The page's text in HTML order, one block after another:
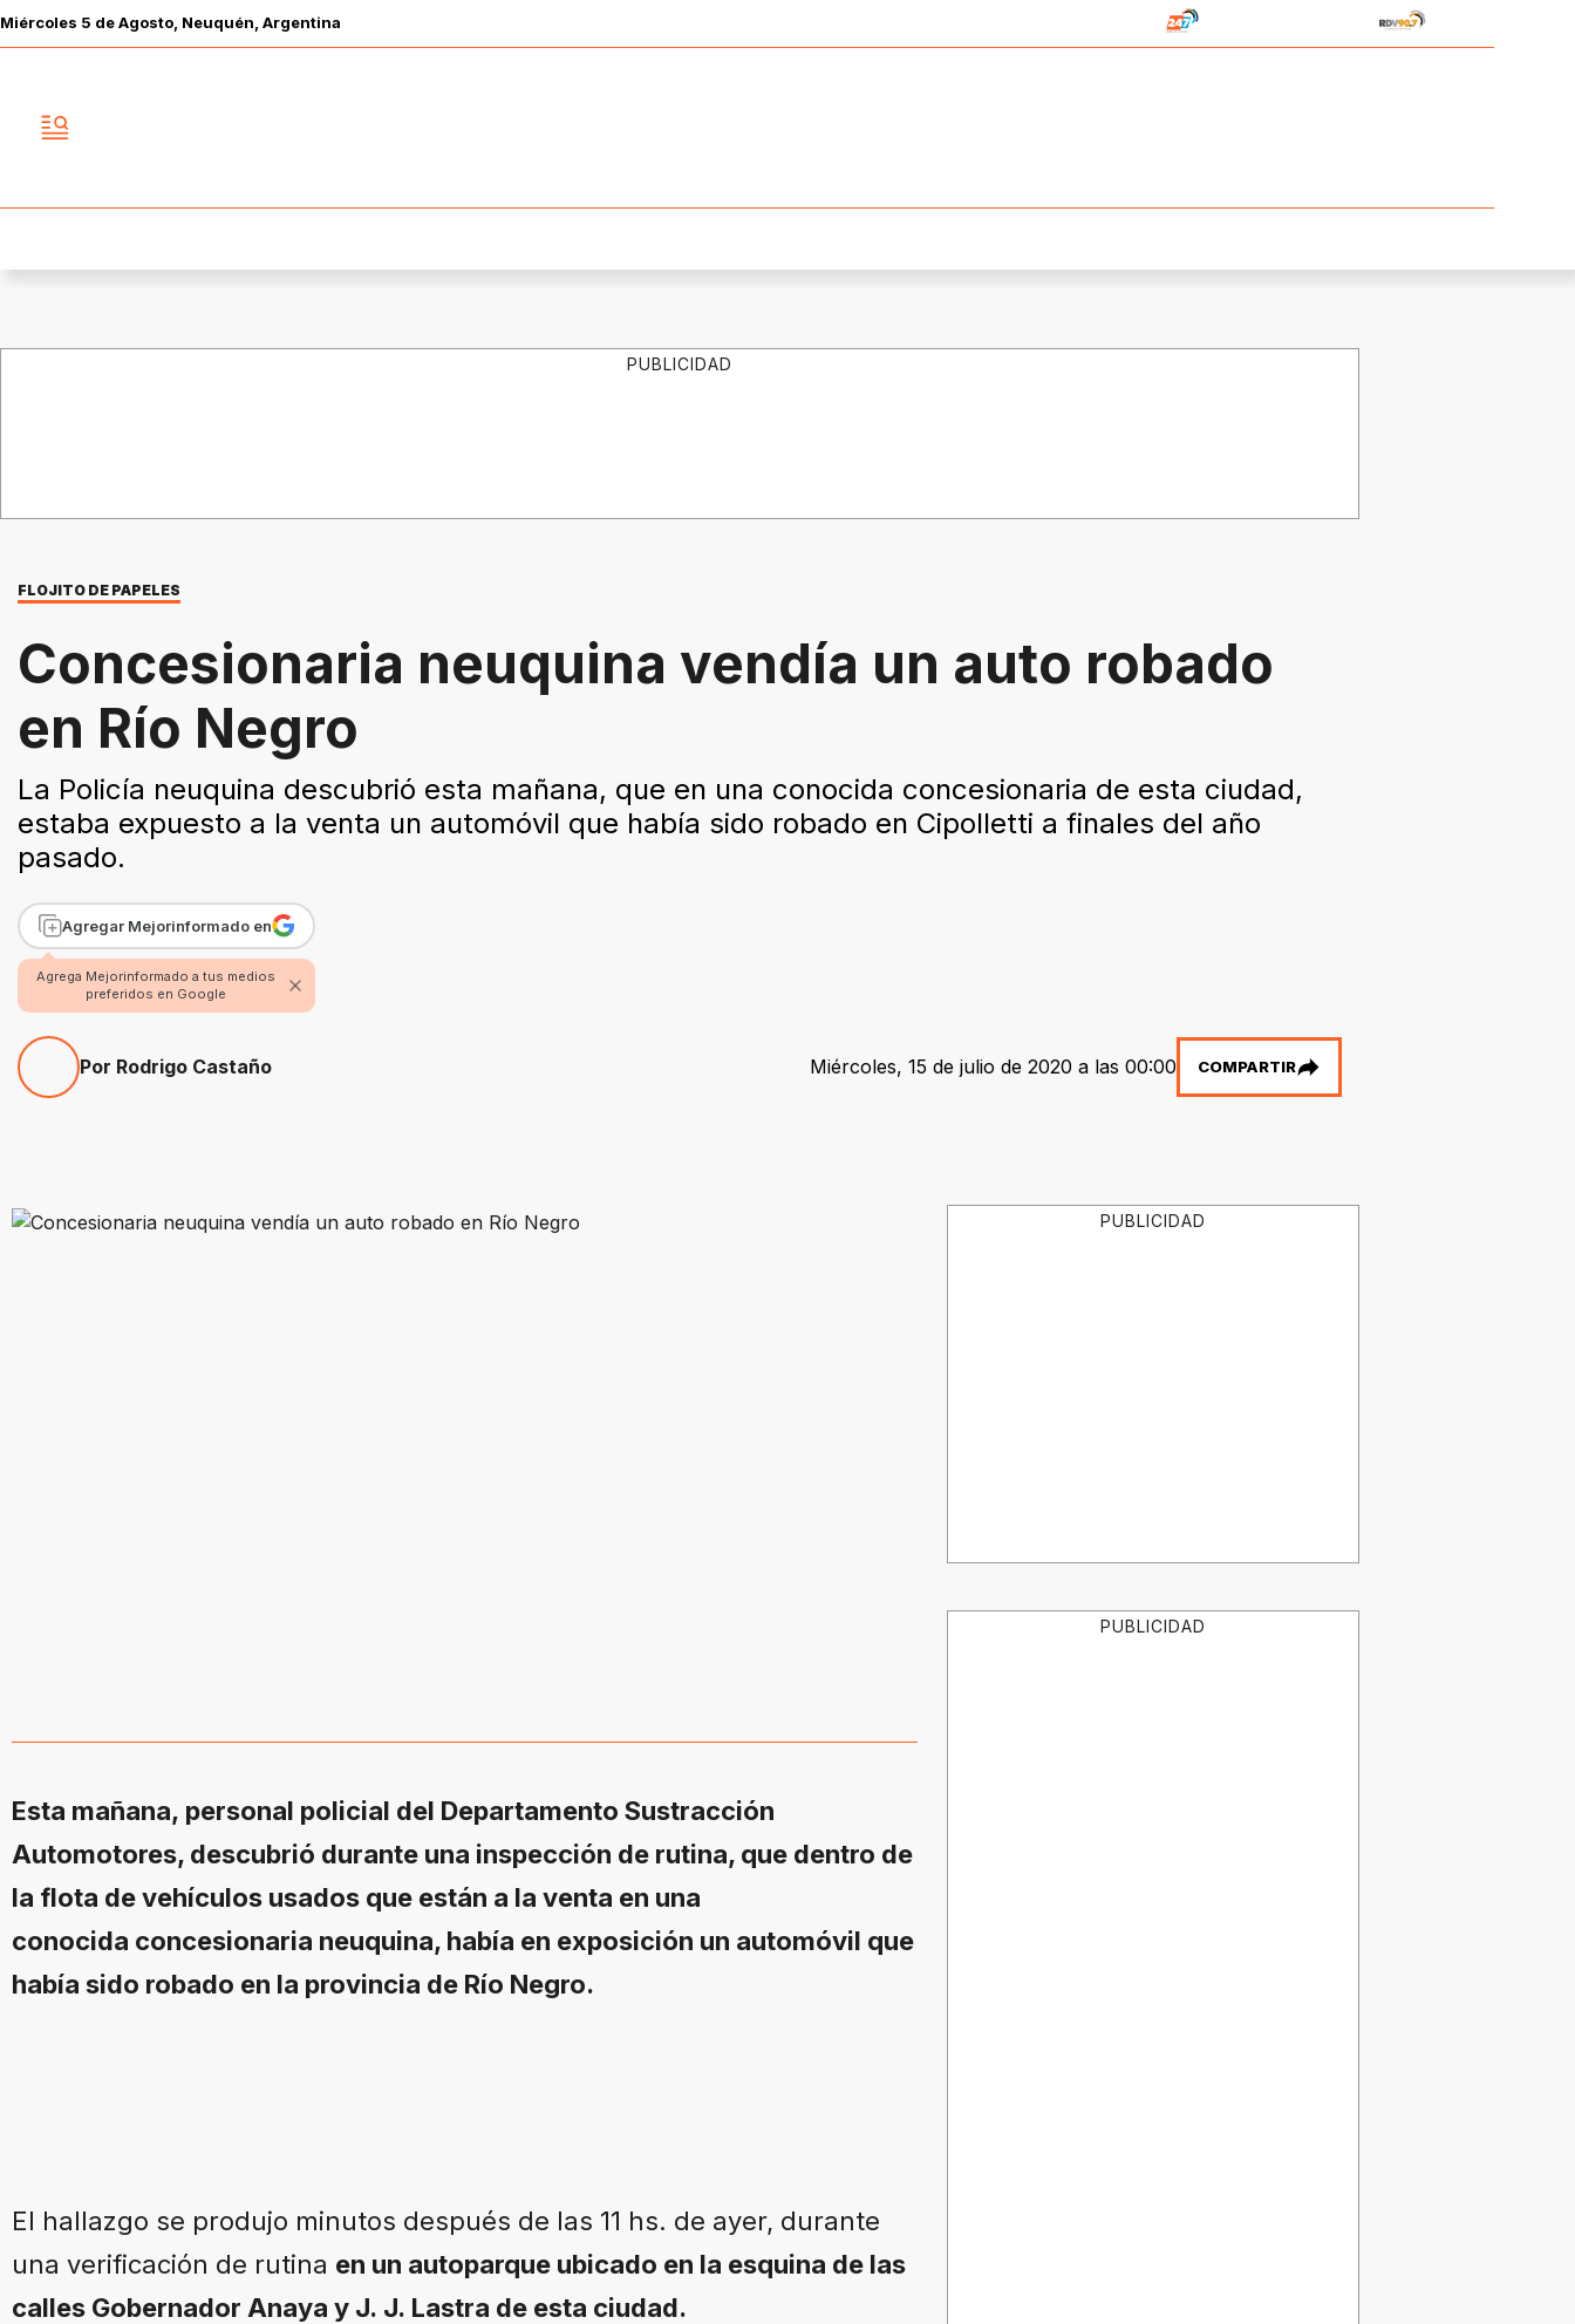
Miércoles 5 deAgosto , Neuquén, Argentina
PUBLICIDAD
FLOJITO DE PAPELES
Concesionaria neuquina vendía un auto robado
en Río Negro
La Policía neuquina descubrió esta mañana, que en una conocida concesionaria de esta ciudad,
estaba expuesto a la venta un automóvil que había sido robado en Cipolletti a finales del año
pasado.
Agregar Mejorinformado en
Agrega Mejorinformado a tus medios
preferidos en Google
Por Rodrigo Castaño Miércoles, 15 de julio de 2020 a las 00:00 COMPARTIR
Esta mañana, personal policial del Departamento Sustracción
Automotores, descubrió durante una inspección de rutina, que dentro de
la flota de vehículos usados que están a la venta en una
conocida concesionaria neuquina, había en exposición un automóvil que
había sido robado en la provincia de Río Negro.
El hallazgo se produjo minutos después de las 11 hs. de ayer, durante
una verificación de rutina en un autoparque ubicado en la esquina de las
calles Gobernador Anaya y J. J. Lastra de esta ciudad.
PUBLICIDAD
PUBLICIDAD